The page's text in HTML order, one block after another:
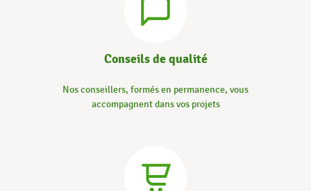
Conseils de qualité
Nos conseillers, formés en permanence, vous
accompagnent dans vos projets